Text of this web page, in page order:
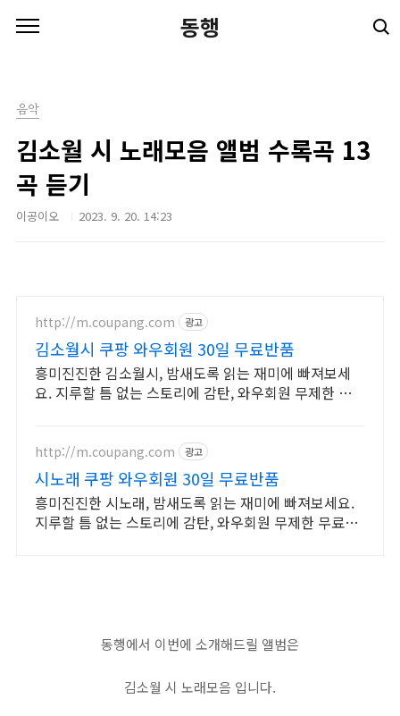
동행
음악
김소월 시 노래모음 앨범 수록곡 13
곡 듣기
이공이오 2023. 9. 20. 14:23
http://m.coupang.com 광고
김소월시 쿠팡 와우회원 30일 무료반품
흥미진진한 김소월시, 밤새도록 읽는 재미에 빠져보세
요. 지루할 틈 없는 스토리에 감탄, 와우회원 무제한 무료
http://m.coupang.com 광고
시노래 쿠팡 와우회원 30일 무료반품
흥미진진한 시노래, 밤새도록 읽는 재미에 빠져보세요.
지루할 틈 없는 스토리에 감탄, 와우회원 무제한 무료배
동행에서 이번에 소개해드릴 앨범은
김소월 시 노래모음 입니다.